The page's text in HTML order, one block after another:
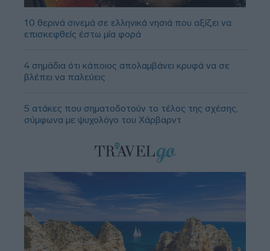
10 θερινά σινεμά σε ελληνικά νησιά που αξίζει να
επισκεφθείς έστω μία φορά
4 σημάδια ότι κάποιος απολαμβάνει κρυφά να σε
βλέπει να παλεύεις
5 ατάκες που σηματοδοτούν το τέλος της σχέσης,
σύμφωνα με ψυχολόγο του Χάρβαρντ